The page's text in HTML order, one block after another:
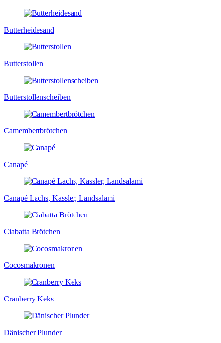
Butterheidesand
Butterstollen
Butterstollenscheiben
Camembertbrötchen
Canapé
Canapé Lachs, Kassler, Landsalami
Ciabatta Brötchen
Cocosmakronen
Cranberry Keks
Dänischer Plunder